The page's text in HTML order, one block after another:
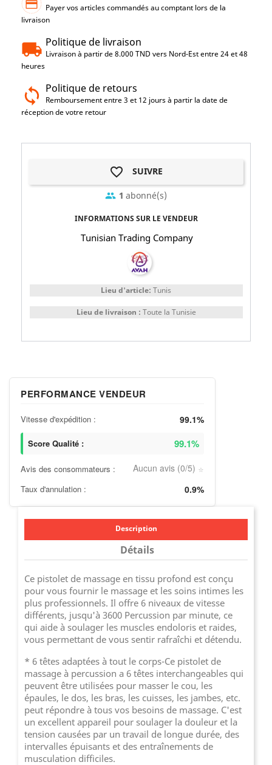
Payer vos articles commandés au comptant lors de la
livraison
Politique de livraison
Livraison à partir de 8.000 TND vers Nord-Est entre 24 et 48
heures
Politique de retours
Remboursement entre 3 et 12 jours à partir la date de
réception de votre retour
favorite_border SUIVRE
group 1 abonné(s)
INFORMATIONS SUR LE VENDEUR
Tunisian Trading Company
Lieu d'article: Tunis
Lieu de livraison : Toute la Tunisie
PERFORMANCE VENDEUR
Vitesse d'expédition : 99.1%
Score Qualité : 99.1%
Avis des consommateurs : Aucun avis (0/5) ⭐
Taux d'annulation : 0.9%
Description
Détails
Ce pistolet de massage en tissu profond est conçu
pour vous fournir le massage et les soins intimes les
plus professionnels. Il offre 6 niveaux de vitesse
différents, jusqu'à 3600 Percussion par minute, ce
qui aide à soulager les muscles endoloris et raides,
vous permettant de vous sentir rafraîchi et détendu.
* 6 têtes adaptées à tout le corps-Ce pistolet de
massage à percussion a 6 têtes interchangeables qui
peuvent être utilisées pour masser le cou, les
épaules, le dos, les bras, les cuisses, les jambes, etc.
peut répondre à tous vos besoins de massage. C'est
un excellent appareil pour soulager la douleur et la
tension causées par un travail de longue durée, des
intervalles épuisants et des entraînements de
musculation difficiles.